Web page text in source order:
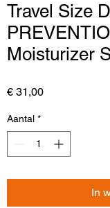
Travel Size
Moisturizer
€ 31,00Prijs
Aantal *
In